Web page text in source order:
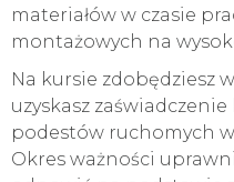
materiałów w czasie
montażowych na
Na kursie zdobędziesz
uzyskasz
podestów ruchomych
Okres ważności